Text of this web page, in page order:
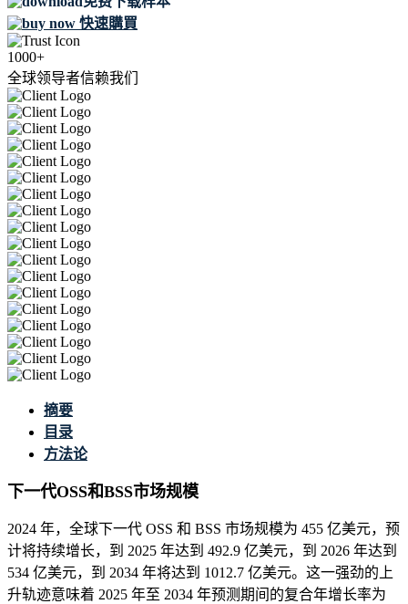
快速購買
1000+
全球领导者信赖我们
摘要
目录
方法论
下一代OSS和BSS市场规模
2024 年，全球下一代 OSS 和 BSS 市场规模为 455 亿美元，预
计将持续增长，到 2025 年达到 492.9 亿美元，到 2026 年达到
534 亿美元，到 2034 年将达到 1012.7 亿美元。这一强劲的上
升轨迹意味着 2025 年至 2034 年预测期间的复合年增长率为